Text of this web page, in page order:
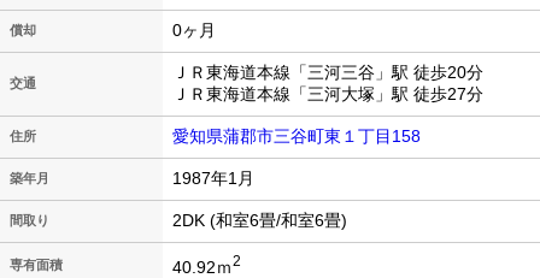
償却 0ヶ月
交通
ＪＲ東海道本線「三河三谷」駅 徒歩20分
ＪＲ東海道本線「三河大塚」駅 徒歩27分
住所 愛知県蒲郡市三谷町東１丁目158
築年月 1987年1月
間取り 2DK (和室6畳/和室6畳)
専有面積 40.92ｍ2